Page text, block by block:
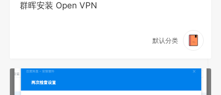
群晖安装 Open VPN
默认分类